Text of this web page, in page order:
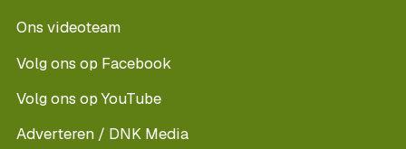
Ons videoteam
Volg ons op Facebook
Volg ons op YouTube
Adverteren / DNK Media